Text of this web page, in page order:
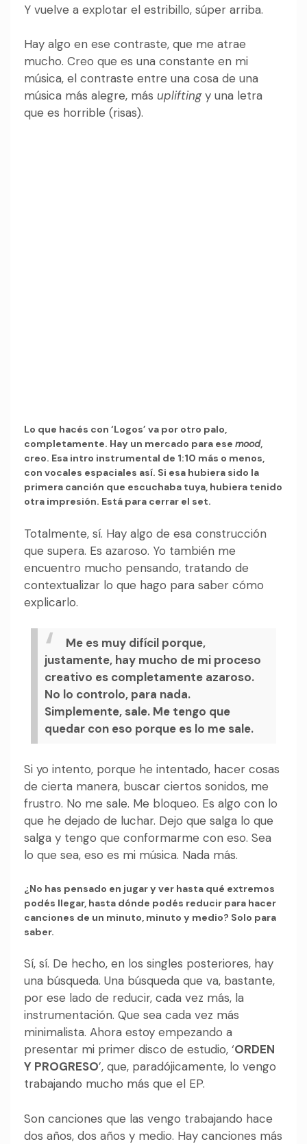
Y vuelve a explotar el estribillo, súper arriba.
Hay algo en ese contraste, que me atrae
mucho. Creo que es una constante en mi
música, el contraste entre una cosa de una
música más alegre, más upliftingy una letra
que es horrible (risas).
Lo que hacés con ‘Logos’ va por otro palo,
completamente. Hay un mercado para ese mood,
creo. Esa intro instrumental de 1:10 más o menos,
con vocales espaciales así. Si esa hubiera sido la
primera canción que escuchaba tuya, hubiera tenido
otra impresión. Está para cerrar el set.
Totalmente, sí. Hay algo de esa construcción
que supera. Es azaroso. Yo también me
encuentro mucho pensando, tratando de
contextualizar lo que hago para saber cómo
explicarlo.
Me es muy difícil porque,
justamente, hay mucho de mi proceso
creativo es completamente azaroso.
No lo controlo, para nada.
Simplemente, sale. Me tengo que
quedar con eso porque es lo me sale.
Si yo intento, porque he intentado, hacer cosas
de cierta manera, buscar ciertos sonidos, me
frustro. No me sale. Me bloqueo. Es algo con lo
que he dejado de luchar. Dejo que salga lo que
salga y tengo que conformarme con eso. Sea
lo que sea, eso es mi música. Nada más.
¿No has pensado en jugar y ver hasta qué extremos
podés llegar, hasta dónde podés reducir para hacer
canciones de un minuto, minuto y medio? Solo para
saber.
Sí, sí. De hecho, en los singles posteriores, hay
una búsqueda. Una búsqueda que va, bastante,
por ese lado de reducir, cada vez más, la
instrumentación. Que sea cada vez más
minimalista. Ahora estoy empezando a
presentar mi primer disco de estudio, ‘ORDEN
Y PROGRESO’, que, paradójicamente, lo vengo
trabajando mucho más que el EP.
Son canciones que las vengo trabajando hace
dos años, dos años y medio. Hay canciones más